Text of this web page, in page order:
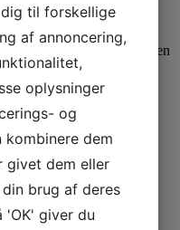
over 8 gange af 2 timer
Undervisningen
på engelsk.
(kun i forbindelse
til forskellige
af annoncering,
oplysninger
og
kombinere dem
givet dem eller
brug af deres
'OK' giver du